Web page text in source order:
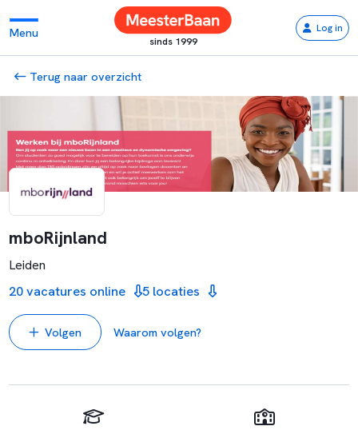
Menu
sinds 1999
Log in
Terug naar overzicht
mboRijnland
Leiden
20 vacatures online
5 locaties
Volgen Waarom volgen?